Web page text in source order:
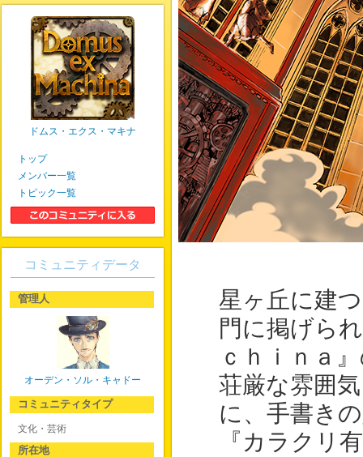
星ヶ丘に建
門に掲げら
ｃｈｉｎａ
荘厳な雰囲
に、手書き
『カラクリ
ドムス・エクス・マキナ
トップ
メンバー一覧
トピック一覧
コミュニティデータ
管理人
オーデン・ソル・キャドー
コミュニティタイプ
文化・芸術
所在地